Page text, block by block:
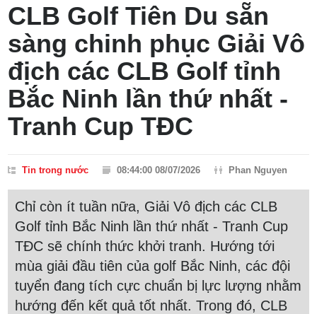
CLB Golf Tiên Du sẵn
sàng chinh phục Giải Vô
địch các CLB Golf tỉnh
Bắc Ninh lần thứ nhất -
Tranh Cup TĐC
Tin trong nước 08:44:00 08/07/2026 Phan Nguyen
Chỉ còn ít tuần nữa, Giải Vô địch các CLB
Golf tỉnh Bắc Ninh lần thứ nhất - Tranh Cup
TĐC sẽ chính thức khởi tranh. Hướng tới
mùa giải đầu tiên của golf Bắc Ninh, các đội
tuyển đang tích cực chuẩn bị lực lượng nhằm
hướng đến kết quả tốt nhất. Trong đó, CLB